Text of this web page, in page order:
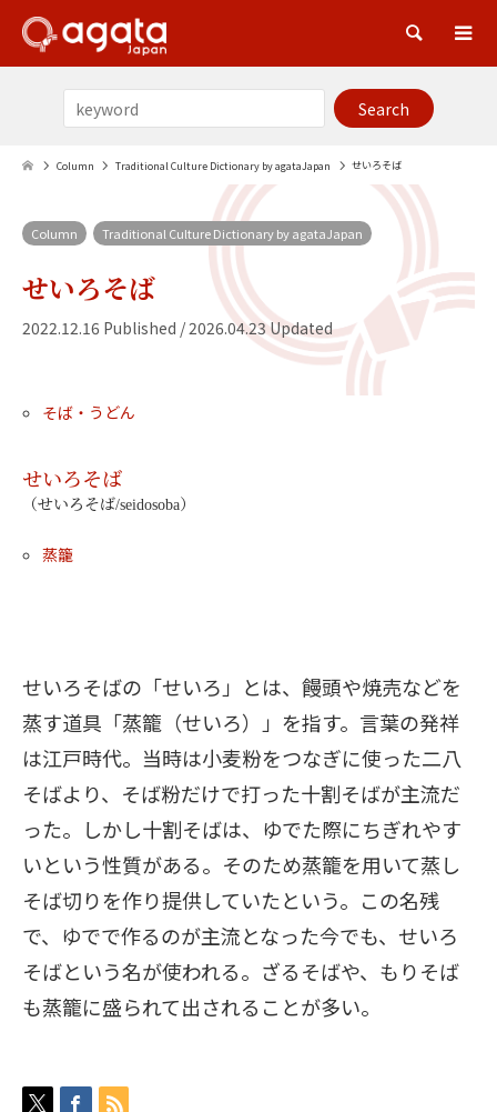
Column Traditional Culture Dictionary by agataJapan せいろそば
Column Traditional Culture Dictionary by agataJapan
せいろそば
2022.12.16 Published / 2026.04.23 Updated
そば・うどん
せいろそば
（せいろそば/seidosoba）
蒸籠
せいろそばの「せいろ」とは、饅頭や焼売などを
蒸す道具「蒸籠（せいろ）」を指す。言葉の発祥
は江戸時代。当時は小麦粉をつなぎに使った二八
そばより、そば粉だけで打った十割そばが主流だ
った。しかし十割そばは、ゆでた際にちぎれやす
いという性質がある。そのため蒸籠を用いて蒸し
そば切りを作り提供していたという。この名残
で、ゆでで作るのが主流となった今でも、せいろ
そばという名が使われる。ざるそばや、もりそば
も蒸籠に盛られて出されることが多い。